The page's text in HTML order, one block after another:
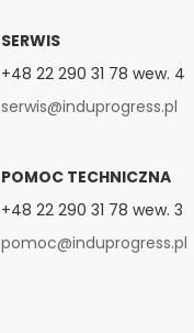
SERWIS
+48 22 290 31 78 wew. 4
serwis@induprogress.pl
POMOC TECHNICZNA
+48 22 290 31 78 wew. 3
pomoc@induprogress.pl